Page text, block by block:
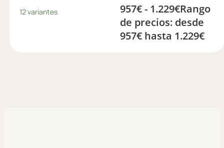
12 variantes 957€- 1.229€Rango
de precios: desde
957€ hasta 1.229€